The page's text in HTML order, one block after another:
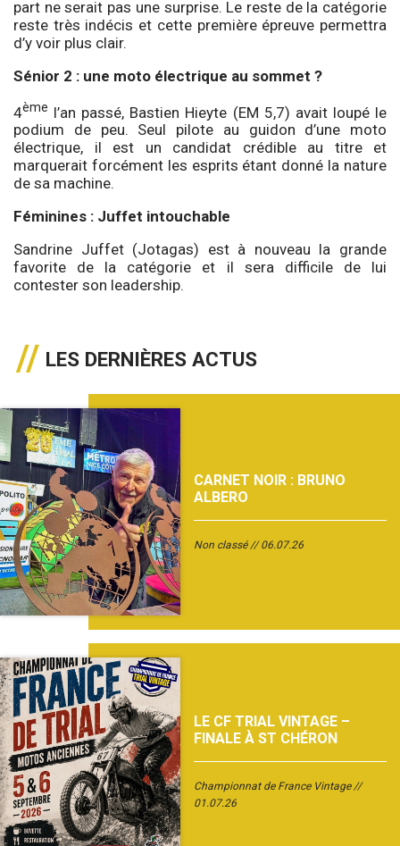
part ne serait pas une surprise. Le reste de la catégorie
reste très indécis et cette première épreuve permettra
d’y voir plus clair.
Sénior 2 : une moto électrique au sommet ?
4ème l’an passé, Bastien Hieyte (EM 5,7) avait loupé le
podium de peu. Seul pilote au guidon d’une moto
électrique, il est un candidat crédible au titre et
marquerait forcément les esprits étant donné la nature
de sa machine.
Féminines : Juffet intouchable
Sandrine Juffet (Jotagas) est à nouveau la grande
favorite de la catégorie et il sera difficile de lui
contester son leadership.
LES DERNIÈRES ACTUS
CARNET NOIR : BRUNO
ALBERO
Non classé 06.07.26
LE CF TRIAL VINTAGE –
FINALE À ST CHÉRON
Championnat de France Vintage
01.07.26